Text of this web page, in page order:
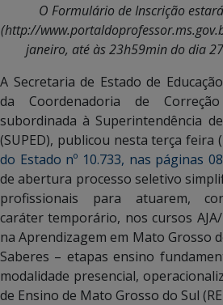
O Formulário de Inscrição
(http://
janeiro, até às 23h59min do dia
A Secretaria de Estado de
da Coordenadoria de
subordinada à Superintendência
(SUPED), publicou nesta terça feira
do Estado nº 10.733, nas páginas
de abertura processo seletivo
profissionais para atuarem,
caráter temporário, nos cursos
na Aprendizagem em Mato Grosso
Saberes – etapas ensino
modalidade presencial,
de Ensino de Mato Grosso do Sul